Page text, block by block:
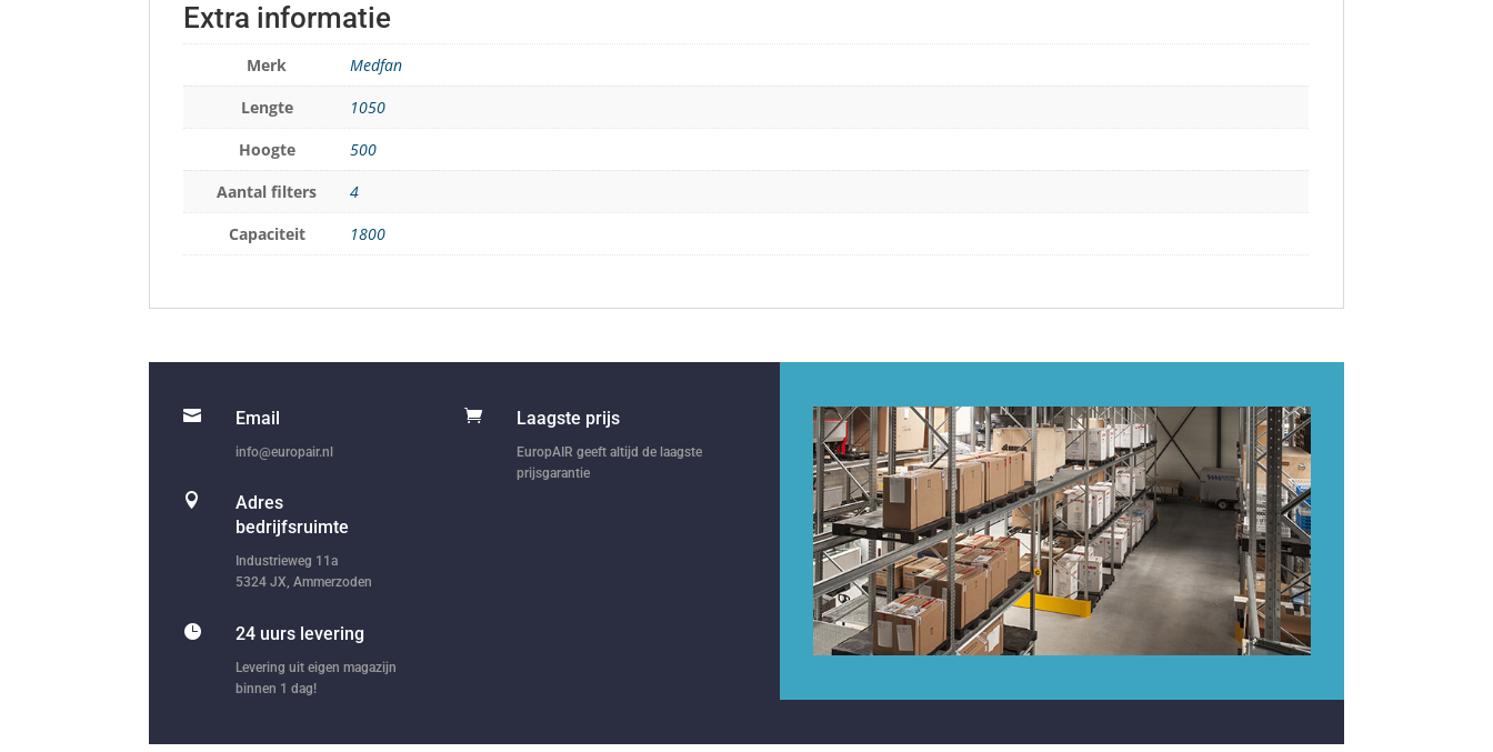
Extra informatie
Merk
Medfan
Lengte
1050
Hoogte
500
Aantal filters
4
Capaciteit
1800
 Email
info@europair.nl

Adres
bedrijfsruimte
Industrieweg 11a
5324 JX, Ammerzoden
 24 uurs levering
Levering uit eigen magazijn
binnen 1 dag!
 Laagste prijs
EuropAIR geeft altijd de laagste
prijsgarantie